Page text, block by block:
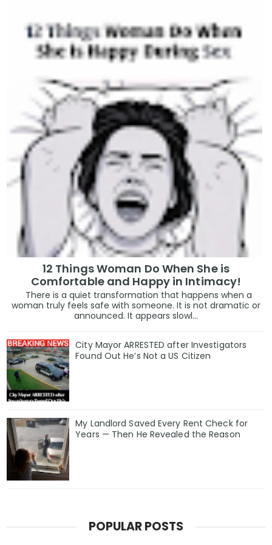
12 Things Woman Do When She is
Comfortable and Happy in Intimacy!
There is a quiet transformation that happens when a
woman truly feels safe with someone. It is not dramatic or
announced. It appears slowl...
City Mayor ARRESTED after Investigators
Found Out He’s Not a US Citizen
My Landlord Saved Every Rent Check for
Years — Then He Revealed the Reason
POPULAR POSTS